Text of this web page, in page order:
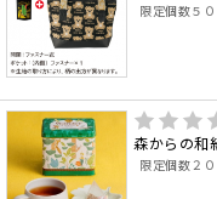
限定個数５
森からの和
限定個数２